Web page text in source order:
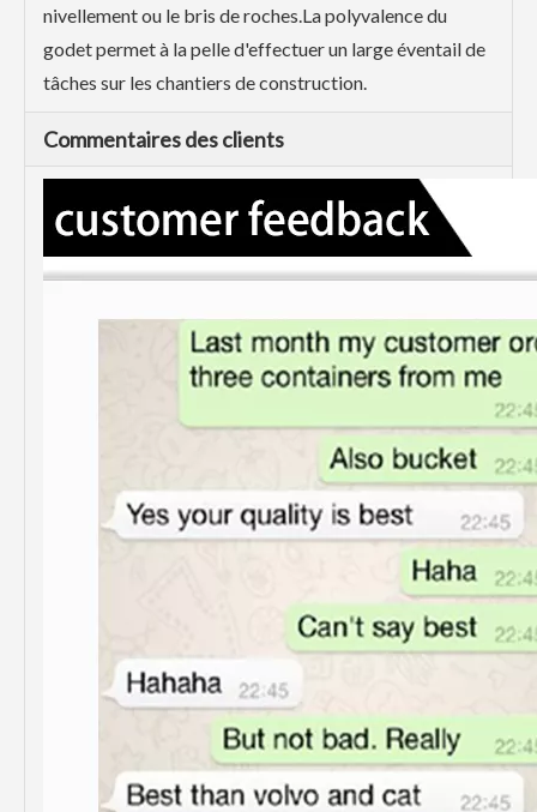
nivellement ou le bris de roches.La polyvalence du
godet permet à la pelle d'effectuer un large éventail de
tâches sur les chantiers de construction.
Commentaires des clients